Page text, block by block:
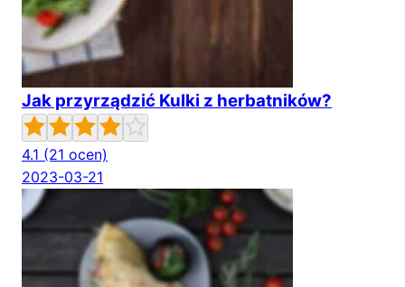
Jak przyrządzić Kulki z herbatników?
4.1 (21 ocen)
2023-03-21